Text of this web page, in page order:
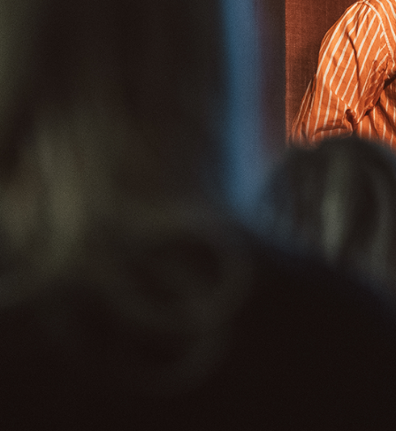
Gör skillnad på din
arbetsplats, skola eller